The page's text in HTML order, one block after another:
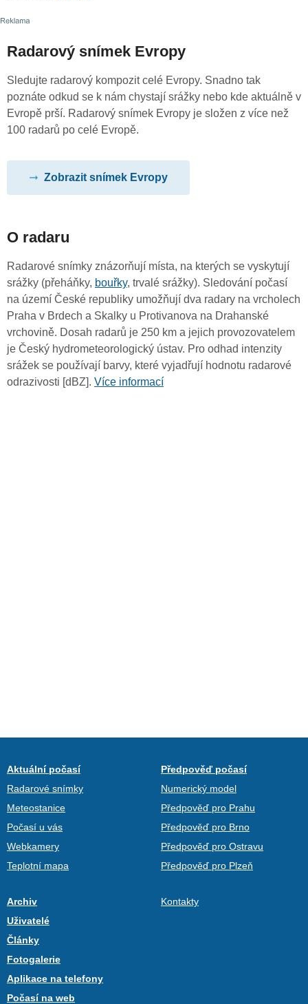
Radarový snímek Evropy
Sledujte radarový kompozit celé Evropy. Snadno tak
poznáte odkud se k nám chystají srážky nebo kde aktuálně v
Evropě prší. Radarový snímek Evropy je složen z více než
100 radarů po celé Evropě.
Zobrazit snímek Evropy
O radaru
Radarové snímky znázorňují místa, na kterých se vyskytují
srážky (přeháňky, bouřky, trvalé srážky). Sledování počasí
na území České republiky umožňují dva radary na vrcholech
Praha v Brdech a Skalky u Protivanova na Drahanské
vrchovině. Dosah radarů je 250 km a jejich provozovatelem
je Český hydrometeorologický ústav. Pro odhad intenzity
srážek se používají barvy, které vyjadřují hodnotu radarové
odrazivosti [dBZ]. Více informací
Aktuální počasí
Radarové snímky
Meteostanice
Počasí u vás
Webkamery
Teplotní mapa
Předpověď počasí
Numerický model
Předpověď pro Prahu
Předpověď pro Brno
Předpověď pro Ostravu
Předpověď pro Plzeň
Archiv
Uživatelé
Články
Fotogalerie
Aplikace na telefony
Počasí na web
Kontakty